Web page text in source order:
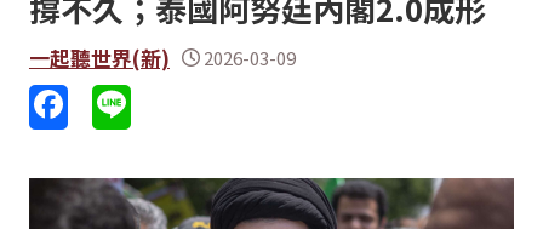
一起聽世界(新) 2026-03-09